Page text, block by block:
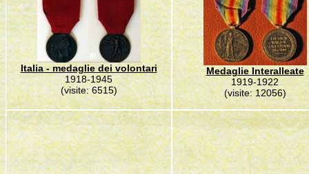
Italia - medaglie dei volontari
1918-1945
(visite: 6515)
Medaglie Interalleate
1919-1922
(visite: 12056)